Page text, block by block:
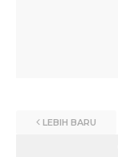
LEBIH BARU